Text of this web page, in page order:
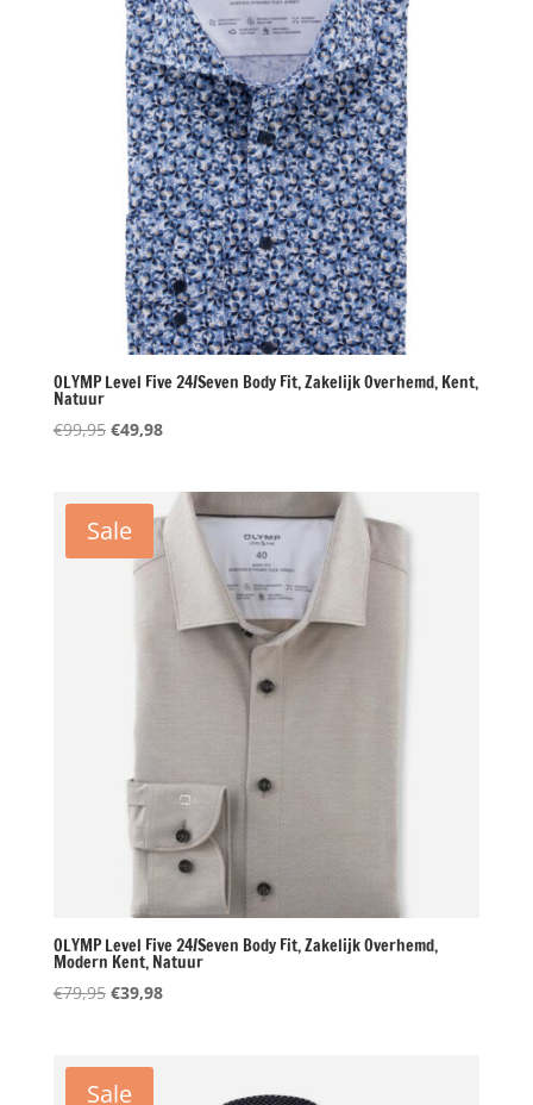
OLYMP Level Five 24/Seven Body Fit, Zakelijk Overhemd, Kent,
Natuur
€99,95 Oorspronkelijke
€99,95.
€49,98Huidige
€49,98.
Sale
OLYMP Level Five 24/Seven Body Fit, Zakelijk Overhemd,
Modern Kent, Natuur
€79,95 Oorspronkelijke
€79,95.
€39,98Huidige
Sale